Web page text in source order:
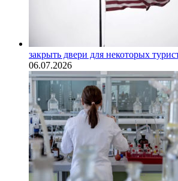
закрыть двери для некоторых
06.07.2026